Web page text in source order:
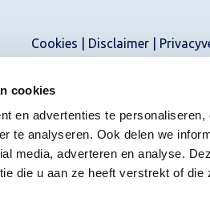
cookies
en advertenties te
te analyseren. Ook delen we
media, adverteren en analyse.
die u aan ze heeft verstrekt of
Cookies Disclaimer